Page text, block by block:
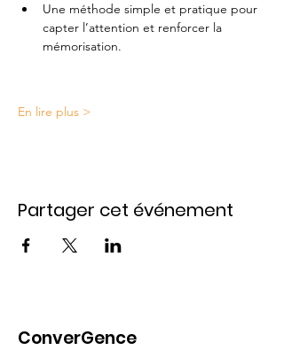
Une méthode simple et pratique pour
capter l’attention et renforcer la
mémorisation.
En lire plus >
Partager cet événement
ConverGence